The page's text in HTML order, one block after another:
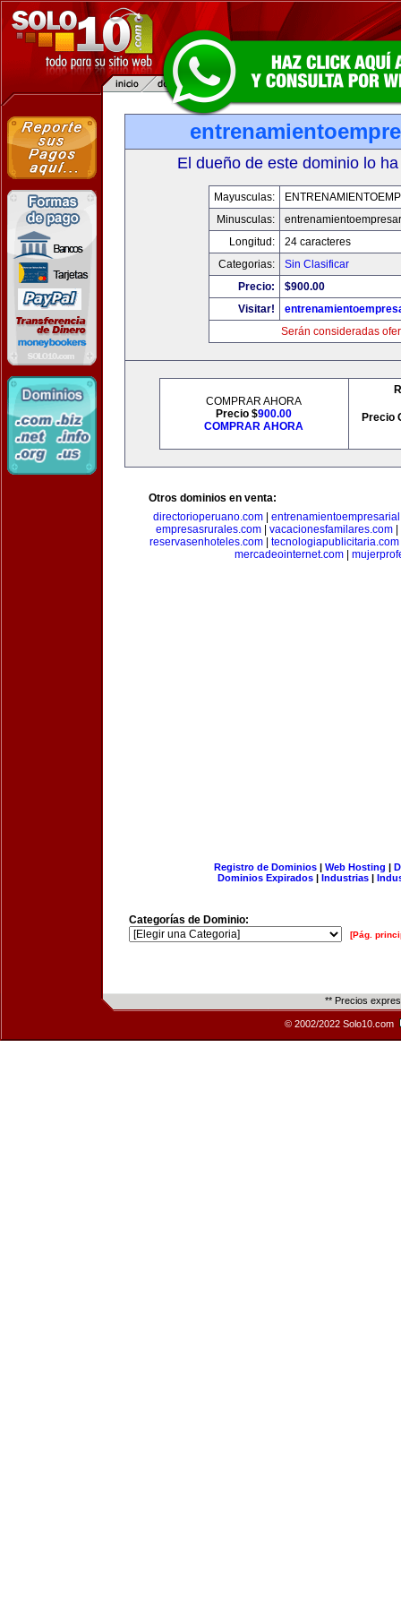
El dueño de este dominio lo
Mayusculas:
Minusculas:
Longitud:
24 caracteres
Categorias:
Sin Clasificar
Precio:
$900.00
Visitar!
Serán consideradas
COMPRAR AHORA
Precio $900.00
COMPRAR AHORA
Precio
Otros dominios en venta:
directorioperuano.com|
empresasrurales.com| vacacionesfamilares.com|
reservasenhoteles.com
tecnologiapublicitaria.com
mercadeointernet.com|
Registro de Dominios| Web Hosting |
Dominios Expirados | Industrias |
Categorías de Dominio:
[Pág.
** Precios
© 2002/2022 Solo10.com